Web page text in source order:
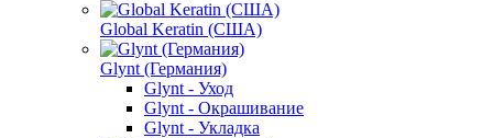
Global Keratin (США)
Glynt (Германия)
Glynt - Уход
Glynt - Окрашивание
Glynt - Укладка